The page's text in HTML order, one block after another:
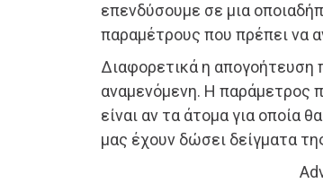
επενδύσουμε σε μια
παραμέτρους που πρέπει να
Διαφορετικά η απογοήτευση
αναμενόμενη. Η παράμετρος
είναι αν τα άτομα για οποία
μας έχουν δώσει δείγματα